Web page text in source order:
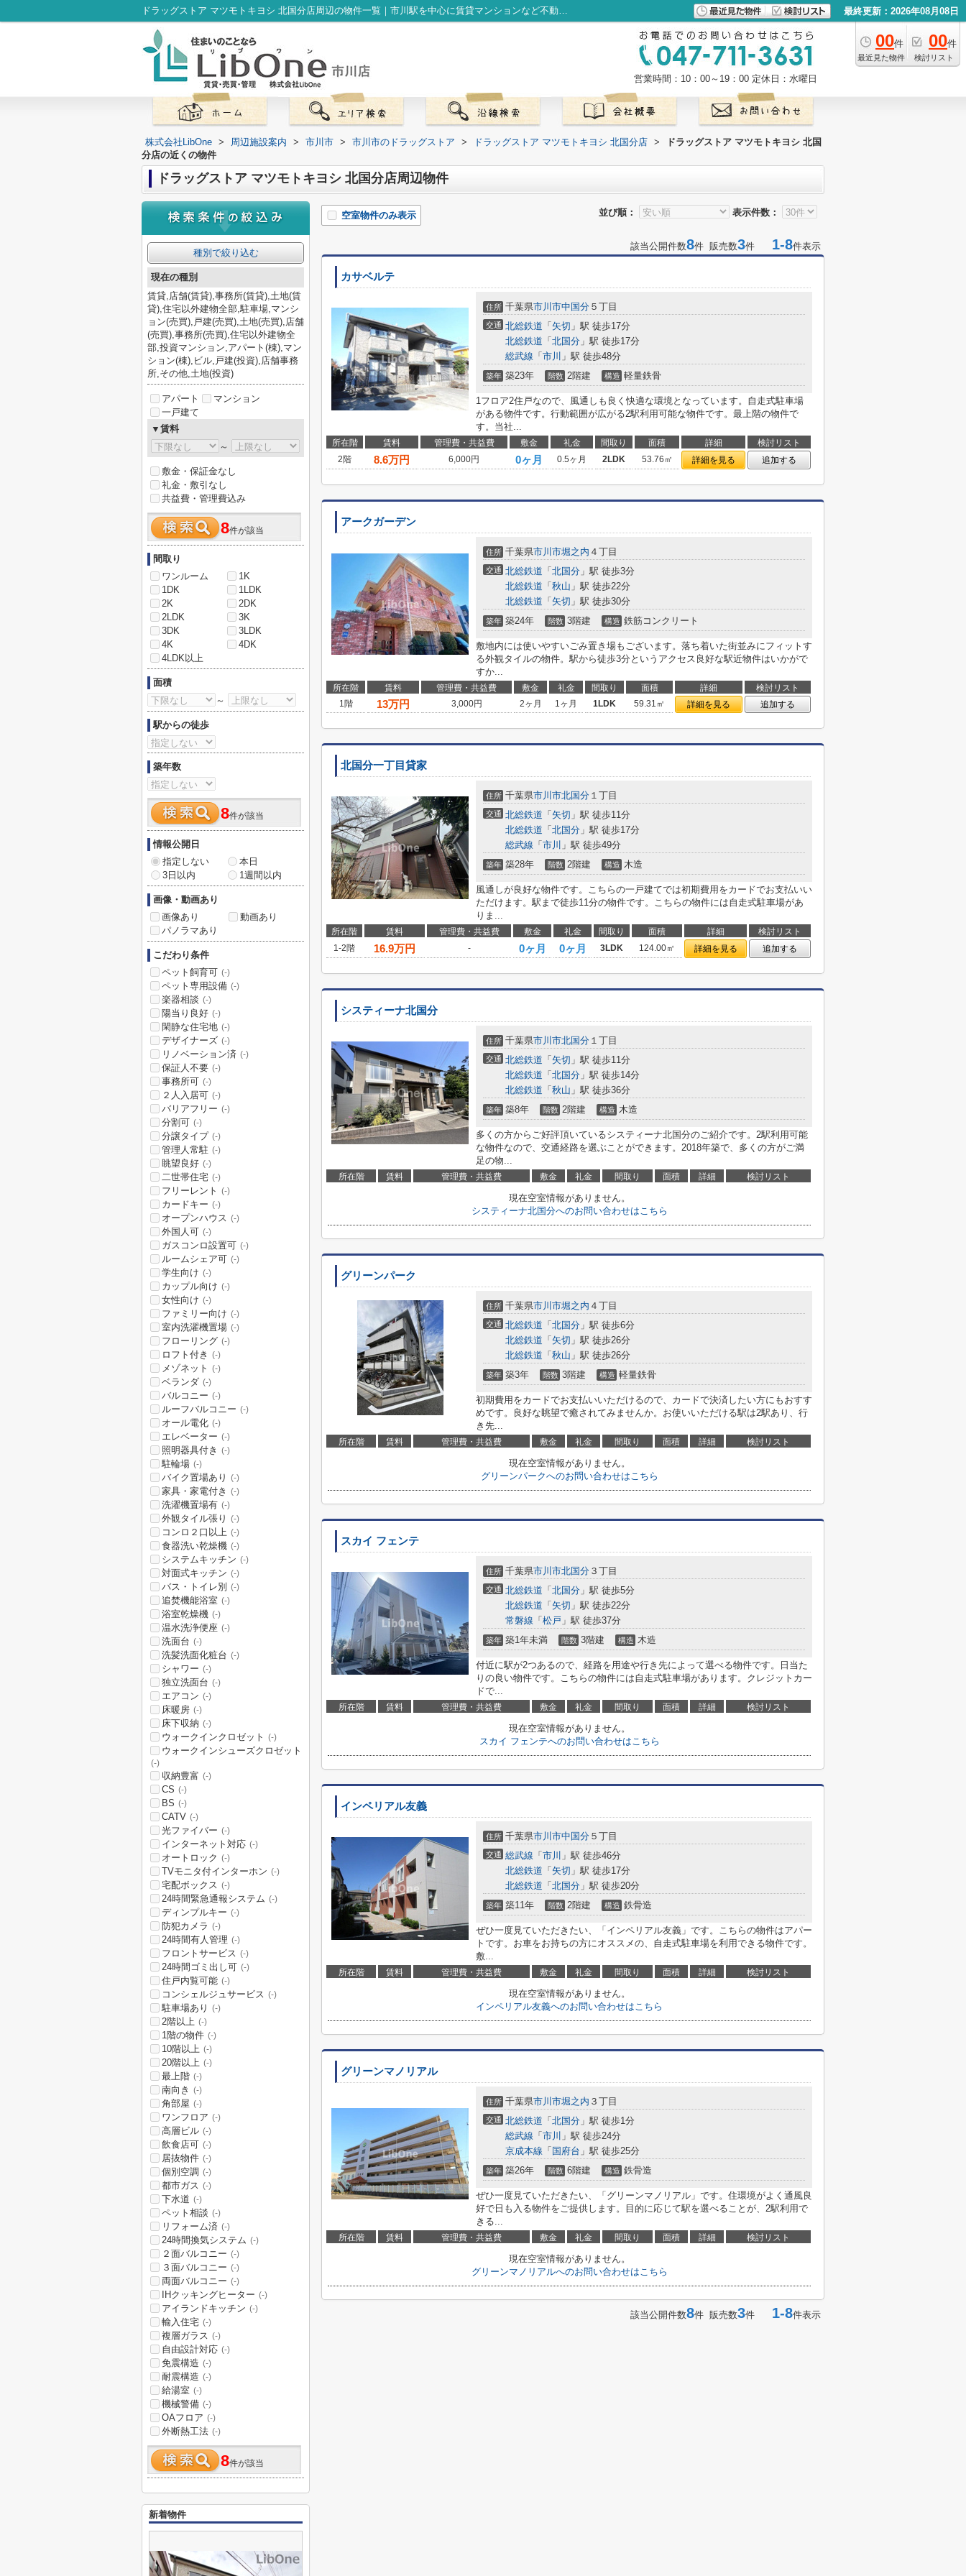
ドラッグストア マツモトキヨシ 北国分店周辺の物件一覧｜市川駅を中心に賃貸マンションなど不動産をお探しなら株式会社LibOneへ 最終更新：2026年08月08日
00件
最近見た物件
00件
検討リスト
営業時間：10：00～19：00 定休日：水曜日
株式会社LibOne > 周辺施設案内 > 市川市 > 市川市のドラッグストア > ドラッグストア マツモトキヨシ 北国分店 >
ドラッグストア マツモトキヨシ 北国
分店の近くの物件
ドラッグストア マツモトキヨシ 北国分店周辺物件
並び順： 表示件数：
空室物件のみ表示
該当公開件数8件 販売数3件 1-8件表示
カサベルテ
住所 千葉県市川市中国分 ５丁目
交通 北総鉄道 「 矢切 」駅 徒歩17分
北総鉄道 「 北国分 」駅 徒歩17分
総武線 「 市川 」駅 徒歩48分
築年 築23年 階数 2階建 構造 軽量鉄骨
1フロア2住戸なので、風通しも良く快適な環境となっています。自走式駐車場
がある物件です。行動範囲が広がる2駅利用可能な物件です。最上階の物件で
す。当社...
所在階 賃料 管理費・共益費 敷金 礼金 間取り 面積 詳細
検討リスト
2階
8.6万円 6,000円 0ヶ月 0.5ヶ月 2LDK 53.76㎡ 詳細を見る 追加する
アークガーデン
住所 千葉県市川市堀之内 ４丁目
交通 北総鉄道 「 北国分 」駅 徒歩3分
北総鉄道 「 秋山 」駅 徒歩22分
北総鉄道 「 矢切 」駅 徒歩30分
築年 築24年 階数 3階建 構造 鉄筋コンクリート
敷地内には使いやすいごみ置き場もございます。落ち着いた街並みにフィットす
る外観タイルの物件。駅から徒歩3分というアクセス良好な駅近物件はいかがで
すか...
所在階 賃料 管理費・共益費 敷金 礼金 間取り 面積 詳細
検討リスト
1階
13万円 3,000円 2ヶ月 1ヶ月 1LDK 59.31㎡ 詳細を見る 追加する
北国分一丁目貸家
住所 千葉県市川市北国分 １丁目
交通 北総鉄道 「 矢切 」駅 徒歩11分
北総鉄道 「 北国分 」駅 徒歩17分
総武線 「 市川 」駅 徒歩49分
築年 築28年 階数 2階建 構造 木造
風通しが良好な物件です。こちらの一戸建てでは初期費用をカードでお支払いい
ただけます。駅まで徒歩11分の物件です。こちらの物件には自走式駐車場があ
りま...
所在階 賃料 管理費・共益費 敷金 礼金 間取り 面積 詳細
検討リスト
1-2階
16.9万円 - 0ヶ月 0ヶ月 3LDK 124.00㎡ 詳細を見る 追加する
システィーナ北国分
住所 千葉県市川市北国分 １丁目
交通 北総鉄道 「 矢切 」駅 徒歩11分
北総鉄道 「 北国分 」駅 徒歩14分
北総鉄道 「 秋山 」駅 徒歩36分
築年 築8年 階数 2階建 構造 木造
多くの方からご好評頂いているシスティーナ北国分のご紹介です。2駅利用可能
な物件なので、交通経路を選ぶことができます。2018年築で、多くの方がご満
足の物...
所在階 賃料 管理費・共益費 敷金 礼金 間取り 面積 詳細 検討リスト
現在空室情報がありません。
システィーナ北国分へのお問い合わせはこちら
グリーンパーク
住所 千葉県市川市堀之内 ４丁目
交通 北総鉄道 「 北国分 」駅 徒歩6分
北総鉄道 「 矢切 」駅 徒歩26分
北総鉄道 「 秋山 」駅 徒歩26分
築年 築3年 階数 3階建 構造 軽量鉄骨
初期費用をカードでお支払いいただけるので、カードで決済したい方にもおすす
めです。良好な眺望で癒されてみませんか。お使いいただける駅は2駅あり、行
き先...
所在階 賃料 管理費・共益費 敷金 礼金 間取り 面積 詳細 検討リスト
現在空室情報がありません。
グリーンパークへのお問い合わせはこちら
スカイ フェンテ
住所 千葉県市川市北国分 ３丁目
交通 北総鉄道 「 北国分 」駅 徒歩5分
北総鉄道 「 矢切 」駅 徒歩22分
常磐線 「 松戸 」駅 徒歩37分
築年 築1年未満 階数 3階建 構造 木造
付近に駅が2つあるので、経路を用途や行き先によって選べる物件です。日当た
りの良い物件です。こちらの物件には自走式駐車場があります。クレジットカー
ドで...
所在階 賃料 管理費・共益費 敷金 礼金 間取り 面積 詳細 検討リスト
現在空室情報がありません。
スカイ フェンテへのお問い合わせはこちら
インペリアル友義
住所 千葉県市川市中国分 ５丁目
交通 総武線 「 市川 」駅 徒歩46分
北総鉄道 「 矢切 」駅 徒歩17分
北総鉄道 「 北国分 」駅 徒歩20分
築年 築11年 階数 2階建 構造 鉄骨造
ぜひ一度見ていただきたい、「インペリアル友義」です。こちらの物件はアパー
トです。お車をお持ちの方にオススメの、自走式駐車場を利用できる物件です。
敷...
所在階 賃料 管理費・共益費 敷金 礼金 間取り 面積 詳細 検討リスト
現在空室情報がありません。
インペリアル友義へのお問い合わせはこちら
グリーンマノリアル
住所 千葉県市川市堀之内 ３丁目
交通 北総鉄道 「 北国分 」駅 徒歩1分
総武線 「 市川 」駅 徒歩24分
京成本線 「 国府台 」駅 徒歩25分
築年 築26年 階数 6階建 構造 鉄骨造
ぜひ一度見ていただきたい、「グリーンマノリアル」です。住環境がよく通風良
好で日も入る物件をご提供します。目的に応じて駅を選べることが、2駅利用で
きる...
所在階 賃料 管理費・共益費 敷金 礼金 間取り 面積 詳細 検討リスト
現在空室情報がありません。
グリーンマノリアルへのお問い合わせはこちら
該当公開件数8件 販売数3件 1-8件表示
種別で絞り込む
現在の種別
賃貸,店舗(賃貸),事務所(賃貸),土地(賃
貸),住宅以外建物全部,駐車場,マンシ
ョン(売買),戸建(売買),土地(売買),店舗
(売買),事務所(売買),住宅以外建物全
部,投資マンション,アパート(棟),マン
ション(棟),ビル,戸建(投資),店舗事務
所,その他,土地(投資)
アパート
マンション
一戸建て
▼賃料
～
敷金・保証金なし
礼金・敷引なし
共益費・管理費込み
8件が該当
間取り
ワンルーム
1K
1DK
1LDK
2K
2DK
2LDK
3K
3DK
3LDK
4K
4DK
4LDK以上
面積
～
駅からの徒歩
築年数
8件が該当
情報公開日
指定しない
本日
3日以内
1週間以内
画像・動画あり
画像あり
動画あり
パノラマあり
こだわり条件
ペット飼育可 (-)
ペット専用設備 (-)
楽器相談 (-)
陽当り良好 (-)
閑静な住宅地 (-)
デザイナーズ (-)
リノベーション済 (-)
保証人不要 (-)
事務所可 (-)
２人入居可 (-)
バリアフリー (-)
分割可 (-)
分譲タイプ (-)
管理人常駐 (-)
眺望良好 (-)
二世帯住宅 (-)
フリーレント (-)
カードキー (-)
オープンハウス (-)
外国人可 (-)
ガスコンロ設置可 (-)
ルームシェア可 (-)
学生向け (-)
カップル向け (-)
女性向け (-)
ファミリー向け (-)
室内洗濯機置場 (-)
フローリング (-)
ロフト付き (-)
メゾネット (-)
ベランダ (-)
バルコニー (-)
ルーフバルコニー (-)
オール電化 (-)
エレベーター (-)
照明器具付き (-)
駐輪場 (-)
バイク置場あり (-)
家具・家電付き (-)
洗濯機置場有 (-)
外観タイル張り (-)
コンロ２口以上 (-)
食器洗い乾燥機 (-)
システムキッチン (-)
対面式キッチン (-)
バス・トイレ別 (-)
追焚機能浴室 (-)
浴室乾燥機 (-)
温水洗浄便座 (-)
洗面台 (-)
洗髪洗面化粧台 (-)
シャワー (-)
独立洗面台 (-)
エアコン (-)
床暖房 (-)
床下収納 (-)
ウォークインクロゼット (-)
ウォークインシューズクロゼット
(-)
収納豊富 (-)
CS (-)
BS (-)
CATV (-)
光ファイバー (-)
インターネット対応 (-)
オートロック (-)
TVモニタ付インターホン (-)
宅配ボックス (-)
24時間緊急通報システム (-)
ディンプルキー (-)
防犯カメラ (-)
24時間有人管理 (-)
フロントサービス (-)
24時間ゴミ出し可 (-)
住戸内覧可能 (-)
コンシェルジュサービス (-)
駐車場あり (-)
2階以上 (-)
1階の物件 (-)
10階以上 (-)
20階以上 (-)
最上階 (-)
南向き (-)
角部屋 (-)
ワンフロア (-)
高層ビル (-)
飲食店可 (-)
居抜物件 (-)
個別空調 (-)
都市ガス (-)
下水道 (-)
ペット相談 (-)
リフォーム済 (-)
24時間換気システム (-)
２面バルコニー (-)
３面バルコニー (-)
両面バルコニー (-)
IHクッキングヒーター (-)
アイランドキッチン (-)
輸入住宅 (-)
複層ガラス (-)
自由設計対応 (-)
免震構造 (-)
耐震構造 (-)
給湯室 (-)
機械警備 (-)
OAフロア (-)
外断熱工法 (-)
8件が該当
新着物件